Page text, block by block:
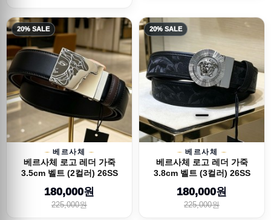
20% SALE
베르사체
베르사체 로고 레더 가죽
3.5cm 벨트 (2컬러) 26SS
180,000원
225,000원
20% SALE
베르사체
베르사체 로고 레더 가죽
3.8cm 벨트 (3컬러) 26SS
180,000원
225,000원